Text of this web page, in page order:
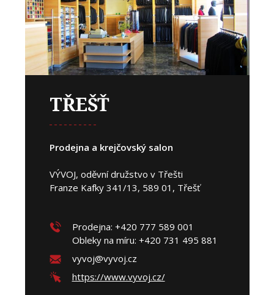
TŘEŠŤ
Prodejna a krejčovský salon
VÝVOJ, oděvní družstvo v Třešti
Franze Kafky 341/13, 589 01, Třešť
Prodejna: +420 777 589 001
Obleky na míru: +420 731 495 881
vyvoj@vyvoj.cz
https://www.vyvoj.cz/